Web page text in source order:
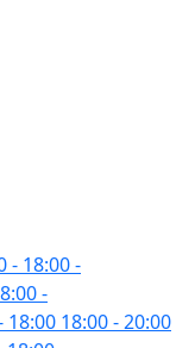
- 18:00-
-
18:00 18:00 - 20:00